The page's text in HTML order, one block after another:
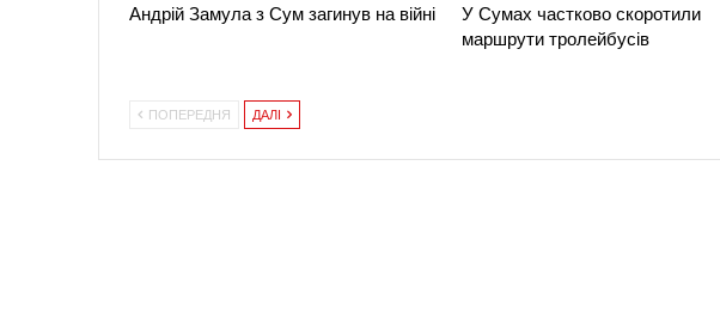
Андрій Замула з Сум загинув на війні
У Сумах частково скоротили
маршрути тролейбусів
ПОПЕРЕДНЯ ДАЛІ